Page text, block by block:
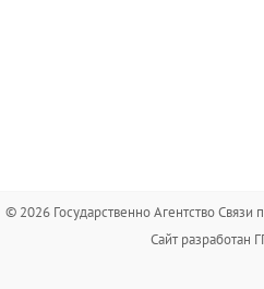
© 2026 Государственно Агентство
Сайт разработан